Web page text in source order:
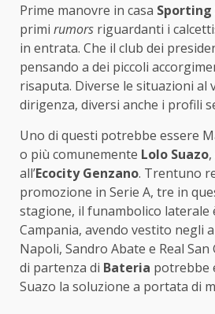
Prime manovre in casa Sporting
primi rumors riguardanti i
in entrata. Che il club dei
pensando a dei piccoli
risaputa. Diverse le situazioni al
dirigenza, diversi anche i profili
Uno di questi potrebbe essere
o più comunemente Lolo Suazo
all’Ecocity Genzano. Trentuno
promozione in Serie A, tre in
stagione, il funambolico laterale
Campania, avendo vestito negli
Napoli, Sandro Abate e Real San
di partenza di Bateria potrebbe
Suazo la soluzione a portata di